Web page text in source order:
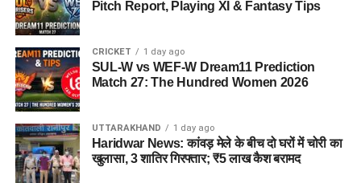
2. आरोपी पर क्या आरोप हैं?
आरोपी पर खुद को केंद्र सरकार, गृह मंत्रालय, रक्षा मंत्रालय और भारतीय
सेना का वरिष्ठ अधिकारी बताकर लोगों से ठगी करने का आरोप है।
3. शिकायत किसने दर्ज कराई थी?
दिल्ली निवासी एक युवती ने शिकायत दर्ज कराई थी। आरोप है कि आरोपी ने
प्रभावशाली सरकारी संपर्कों का झांसा देकर उससे करीब 4.5 लाख रुपये
ठग लिए।
Pitch Report, Playing XI & Fantasy Tips
CRICKET 1 day ago
SUL-W vs WEF-W Dream11 Prediction
Match 27: The Hundred Women 2026
UTTARAKHAND 1 day ago
Haridwar News: कांवड़ मेले के बीच दो घरों में चोरी का
खुलासा, 3 शातिर गिरफ्तार; ₹5 लाख कैश बरामद